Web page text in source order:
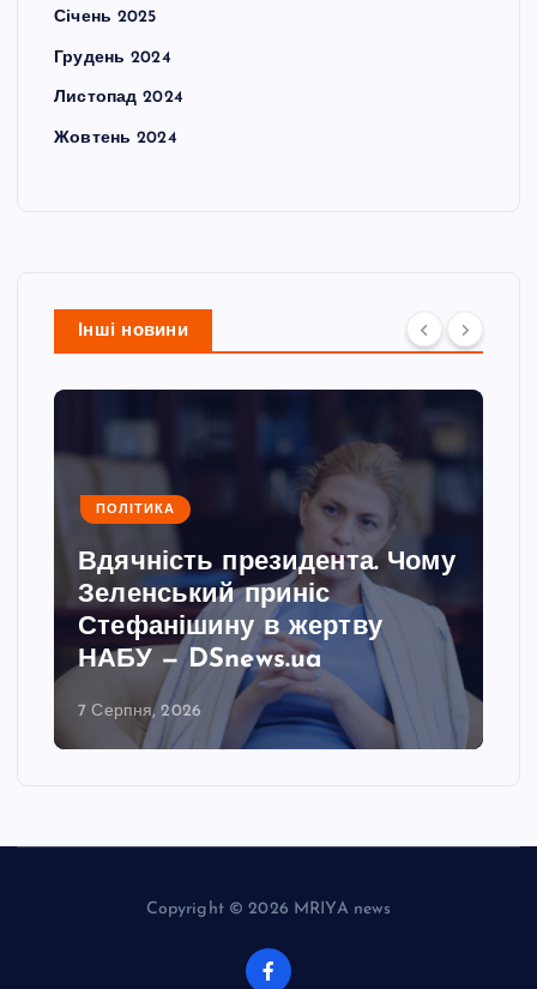
Січень 2025
Грудень 2024
Листопад 2024
Жовтень 2024
Інші новини
ПОЛІТИКА
Вдячність президента. Чому
Зеленський приніс
Стефанішину в жертву
НАБУ — DSnews.ua
7 Серпня, 2026
Copyright © 2026 MRIYA news